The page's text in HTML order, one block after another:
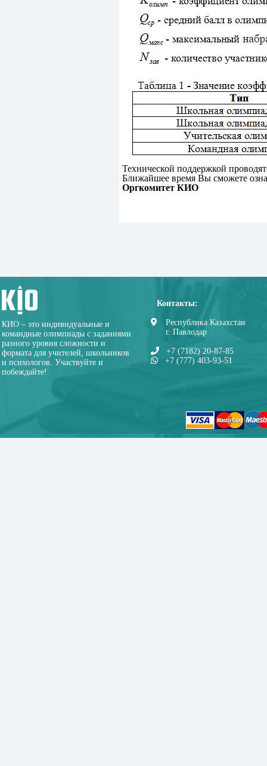
Технической поддержкой
Ближайшее время Вы сможете
Оргкомитет КИО
КИО – это индивидуальные и
командные олимпиады с заданиями
разного уровня сложности и
формата для учителей, школьников
и психологов. Участвуйте и
побеждайте!
Контакты:
Республика Казахстан
г. Павлодар
+7 (7182) 20-87-85
+7 (777) 403-93-51